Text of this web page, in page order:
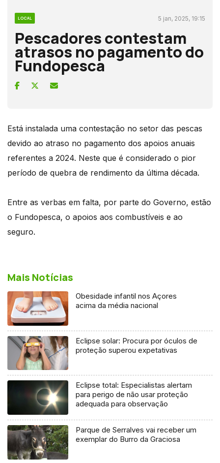
LOCAL 5 jan, 2025, 19:15
Pescadores contestam
atrasos no pagamento do
Fundopesca
Está instalada uma contestação no setor das pescas
devido ao atraso no pagamento dos apoios anuais
referentes a 2024. Neste que é considerado o pior
período de quebra de rendimento da última década.
Entre as verbas em falta, por parte do Governo, estão
o Fundopesca, o apoios aos combustíveis e ao
seguro.
Mais Notícias
Obesidade infantil nos Açores
acima da média nacional
Eclipse solar: Procura por óculos de
proteção superou expetativas
Eclipse total: Especialistas alertam
para perigo de não usar proteção
adequada para observação
Parque de Serralves vai receber um
exemplar do Burro da Graciosa